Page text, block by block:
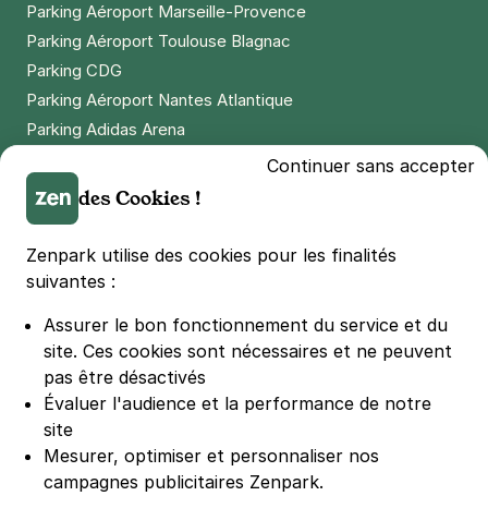
Parking Aéroport Marseille-Provence
Parking Aéroport Toulouse Blagnac
Parking CDG
Parking Aéroport Nantes Atlantique
Parking Adidas Arena
Parking LDLC Arena
Parking Stade Pierre Mauroy
Parking Groupama Stadium
Parking Vélodrome
Parking Bercy
Parking La Défense Arena
Parking Les 4 temps
Parking Nation
Parking Porte de Versailles
Parking Lille Grand Palais
Continuer sans accepter
des Cookies !
Zenpark utilise des cookies pour les finalités
suivantes :
Assurer le bon fonctionnement du service et du
site. Ces cookies sont nécessaires et ne peuvent
pas être désactivés
Évaluer l'audience et la performance de notre
site
Mesurer, optimiser et personnaliser nos
campagnes publicitaires Zenpark.